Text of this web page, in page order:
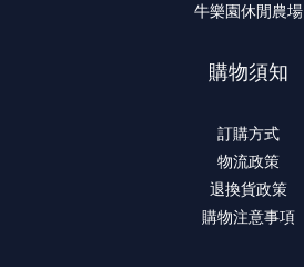
牛樂園休閒農場
購物須知
訂購方式
物流政策
退換貨政策
購物注意事項